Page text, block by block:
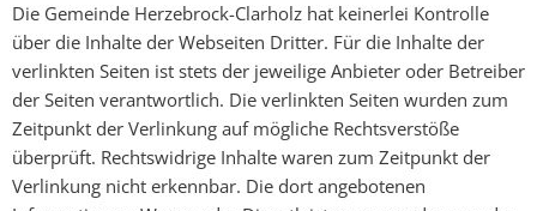
Die Gemeinde Herzebrock-Clarholz hat keinerlei Kontrolle
über die Inhalte der Webseiten Dritter. Für die Inhalte der
verlinkten Seiten ist stets der jeweilige Anbieter oder Betreiber
der Seiten verantwortlich. Die verlinkten Seiten wurden zum
Zeitpunkt der Verlinkung auf mögliche Rechtsverstöße
überprüft. Rechtswidrige Inhalte waren zum Zeitpunkt der
Verlinkung nicht erkennbar. Die dort angebotenen